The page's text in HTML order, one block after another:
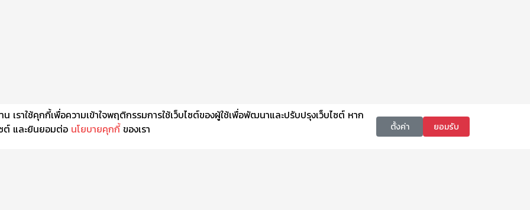
าใช้คุกกี้เพื่อความเข้าใจพฤติกรรมการใช้เว็บไซต์ของผู้ใช้เพื่อพัฒนาและปรับปรุงเว็บไซต์ หาก
ต์ และยินยอมต่อ นโยบายคุกกี้ของเรา ตั้งค่า ยอมรับ